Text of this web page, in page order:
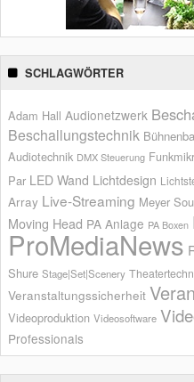
SCHLAGWÖRTER
Adam Hall Audionetzwerk
Beschallungstechnik
Audiotechnik DMX Steuerung
Par LED Wand Lichtdesign
Array Live-Streaming Meyer
Moving Head PA Anlage PA Boxen
ProMediaNews
Shure Stage|Set|Scenery
Veranstaltungssicherheit
Videoproduktion Videosoftware
Professionals